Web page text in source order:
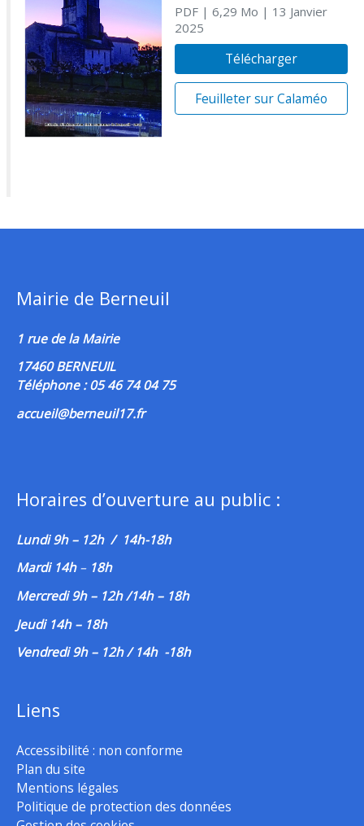
PDF| 6,29 Mo | 13 Janvier
2025
Télécharger
Feuilleter sur Calaméo
Mairie de Berneuil
1 rue de la Mairie
17460 BERNEUIL
Téléphone : 05 46 74 04 75
accueil@berneuil17.fr
Horaires d’ouverture au public :
Lundi 9h – 12h / 14h-18h
Mardi 14h– 18h
Mercredi 9h – 12h /14h – 18h
Jeudi 14h – 18h
Vendredi 9h – 12h / 14h -18h
Liens
Accessibilité : non conforme
Plan du site
Mentions légales
Politique de protection des données